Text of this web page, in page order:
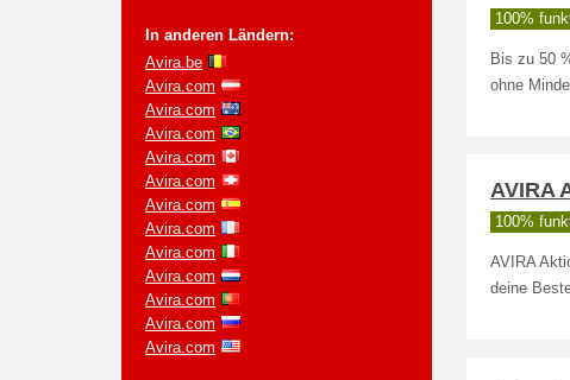
In anderen Ländern:
Avira.be
Avira.com
Avira.com
Avira.com
Avira.com
Avira.com
Avira.com
Avira.com
Avira.com
Avira.com
Avira.com
Avira.com
Avira.com
100%
Bis zu 50
ohne
AVIRA
100%
AVIRA
deine